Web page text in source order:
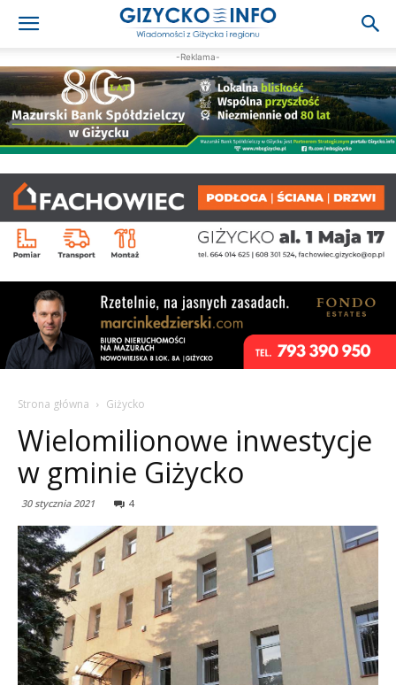
-Reklama-
Strona główna Giżycko
Wielomilionowe inwestycje
w gminie Giżycko
30 stycznia 2021 4